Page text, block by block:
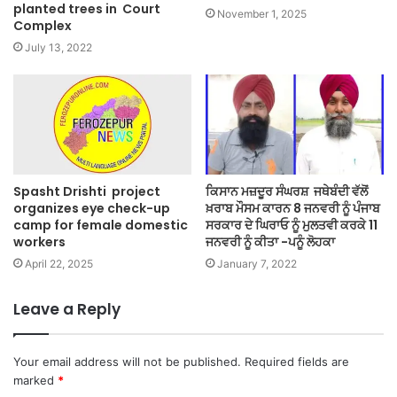
planted trees in Court
Complex
July 13, 2022
November 1, 2025
Spasht Drishti project
organizes eye check-up
camp for female domestic
workers
April 22, 2025
ਕਿਸਾਨ ਮਜ਼ਦੂਰ ਸੰਘਰਸ਼ ਜਥੇਬੰਦੀ ਵੱਲੋਂ
ਖ਼ਰਾਬ ਮੌਸਮ ਕਾਰਨ 8 ਜਨਵਰੀ ਨੂੰ ਪੰਜਾਬ
ਸਰਕਾਰ ਦੇ ਘਿਰਾਓ ਨੂੰ ਮੁਲਤਵੀ ਕਰਕੇ 11
ਜਨਵਰੀ ਨੂੰ ਕੀਤਾ -ਪਨੂੰ ਲੋਹਕਾ
January 7, 2022
Leave a Reply
Your email address will not be published. Required fields are
marked *